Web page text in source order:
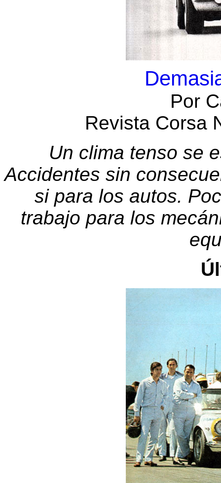
Por
Revista Corsa
Un clima tenso se
Accidentes sin
si para los autos.
trabajo para los